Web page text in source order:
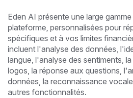
Eden AI présente une large
plateforme, personnalisées pour
spécifiques et à vos limites
incluent l'analyse des données,
langue, l'analyse des sentiments,
logos, la réponse aux questions,
données, la reconnaissance
autres fonctionnalités.